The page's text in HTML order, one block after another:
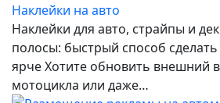
Наклейки на авто
Наклейки для авто, страйпы и
полосы: быстрый способ
ярче Хотите обновить внешний
мотоцикла или даже…